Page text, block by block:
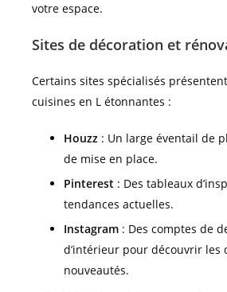
votre espace.
Sites de décoration et
Certains sites spécialisés
cuisines en L étonnantes :
Houzz : Un large éventail de
de mise en place.
Pinterest : Des tableaux
tendances actuelles.
Instagram : Des comptes de
d’intérieur pour découvrir les
nouveautés.